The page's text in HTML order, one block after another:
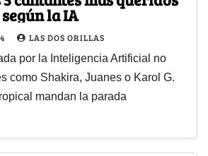
la IA
LAS DOS ORILLAS
por la Inteligencia Artificial no
como Shakira, Juanes o Karol G.
mandan la parada